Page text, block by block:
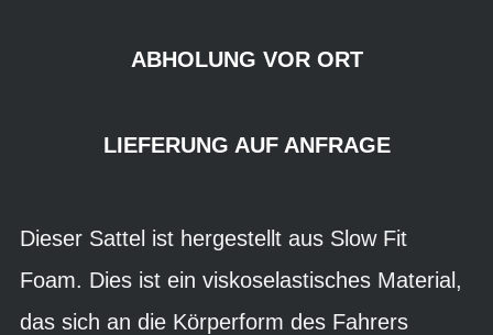
ABHOLUNG VOR ORT
LIEFERUNG AUF ANFRAGE
Dieser Sattel ist hergestellt aus Slow Fit
Foam. Dies ist ein viskoselastisches Material,
das sich an die Körperform des Fahrers